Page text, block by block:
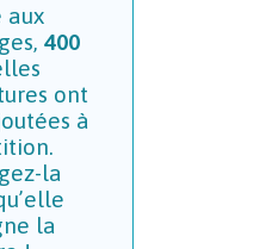
aux
400
ont
à
la
la